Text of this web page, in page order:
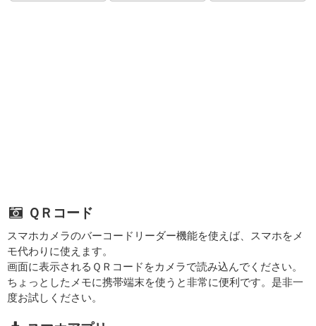
ＱＲコード
スマホカメラのバーコードリーダー機能を使えば、スマホをメ
モ代わりに使えます。
画面に表示されるＱＲコードをカメラで読み込んでください。
ちょっとしたメモに携帯端末を使うと非常に便利です。是非一
度お試しください。